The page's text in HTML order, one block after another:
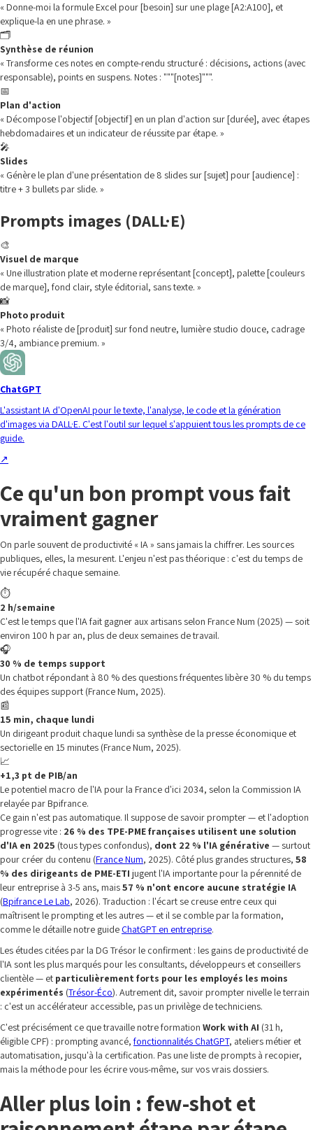
« Donne-moi la formule Excel pour [besoin] sur une plage [A2:A100], et
explique-la en une phrase. »
🗂️
Synthèse de réunion
« Transforme ces notes en compte-rendu structuré : décisions, actions (avec
responsable), points en suspens. Notes : """[notes]""".
📅
Plan d'action
« Décompose l'objectif [objectif] en un plan d'action sur [durée], avec étapes
hebdomadaires et un indicateur de réussite par étape. »
🎤
Slides
« Génère le plan d'une présentation de 8 slides sur [sujet] pour [audience] :
titre + 3 bullets par slide. »
Prompts images (DALL·E)
🎨
Visuel de marque
« Une illustration plate et moderne représentant [concept], palette [couleurs
de marque], fond clair, style éditorial, sans texte. »
📸
Photo produit
« Photo réaliste de [produit] sur fond neutre, lumière studio douce, cadrage
3/4, ambiance premium. »
ChatGPT
L'assistant IA d'OpenAI pour le texte, l'analyse, le code et la génération
d'images via DALL·E. C'est l'outil sur lequel s'appuient tous les prompts de ce
guide.
↗
Ce qu'un bon prompt vous fait
vraiment gagner
On parle souvent de productivité « IA » sans jamais la chiffrer. Les sources
publiques, elles, la mesurent. L'enjeu n'est pas théorique : c'est du temps de
vie récupéré chaque semaine.
⏱️
2 h/semaine
C'est le temps que l'IA fait gagner aux artisans selon France Num (2025) — soit
environ 100 h par an, plus de deux semaines de travail.
🎧
30 % de temps support
Un chatbot répondant à 80 % des questions fréquentes libère 30 % du temps
des équipes support (France Num, 2025).
📰
15 min, chaque lundi
Un dirigeant produit chaque lundi sa synthèse de la presse économique et
sectorielle en 15 minutes (France Num, 2025).
📈
+1,3 pt de PIB/an
Le potentiel macro de l'IA pour la France d'ici 2034, selon la Commission IA
relayée par Bpifrance.
Ce gain n'est pas automatique. Il suppose de savoir prompter — et l'adoption
progresse vite : 26 % des TPE-PME françaises utilisent une solution
d'IA en 2025 (tous types confondus), dont 22 % l'IA générative — surtout
pour créer du contenu (France Num, 2025). Côté plus grandes structures, 58
% des dirigeants de PME-ETI jugent l'IA importante pour la pérennité de
leur entreprise à 3-5 ans, mais57 % n'ont encore aucune stratégie IA
(Bpifrance Le Lab, 2026). Traduction : l'écart se creuse entre ceux qui
maîtrisent le prompting et les autres — et il se comble par la formation,
comme le détaille notre guide ChatGPT en entreprise.
Les études citées par la DG Trésor le confirment : les gains de productivité de
l'IA sont les plus marqués pour les consultants, développeurs et conseillers
clientèle — et particulièrement forts pour les employés les moins
expérimentés (Trésor-Éco). Autrement dit, savoir prompter nivelle le terrain
: c'est un accélérateur accessible, pas un privilège de techniciens.
C'est précisément ce que travaille notre formation Work with AI (31 h,
éligible CPF) : prompting avancé, fonctionnalités ChatGPT, ateliers métier et
automatisation, jusqu'à la certification. Pas une liste de prompts à recopier,
mais la méthode pour les écrire vous-même, sur vos vrais dossiers.
Aller plus loin : few-shot et